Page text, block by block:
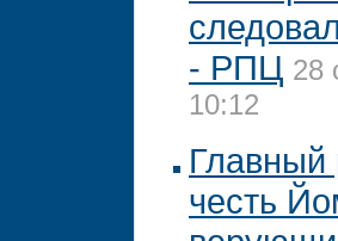
- РПЦ 28
10:12
Главный
честь